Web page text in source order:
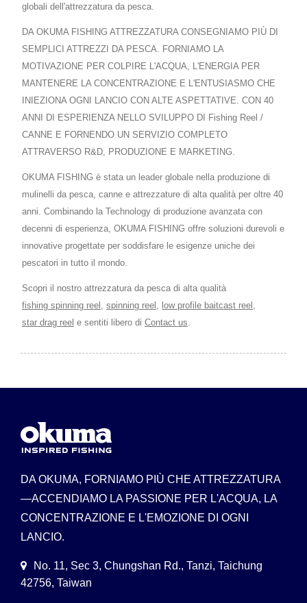
globali dell'attrezzatura da pesca.
DA OKUMA FISHING ATTREZZATURA CONSEGNIAMO PIÙ DI
SEMPLICI ATTREZZI DA PESCA. FORNIAMO LA
MOTIVAZIONE PER COLPIRE L'ACQUA, L'ENERGIA PER
MANTENERE LA CONCENTRAZIONE E L'ENTUSIASMO CHE
INIEZIONA OGNI LANCIO CON ALTE ASPETTATIVE. CON 40
ANNI DI ESPERIENZA NELLO SVILUPPO DI Fishing Reel /
CANNE E FORNENDO UN SERVIZIO COMPLETO
ATTRAVERSO R&D, PRODUZIONE E MARKETING.
OKUMA FISHING è stata un leader globale nella produzione di
mulinelli da pesca, canne e attrezzature di alta qualità per oltre 40
anni. Combinando la Technology di produzione avanzata con
decenni di esperienza, OKUMA FISHING offre soluzioni durevoli e
innovative progettate per soddisfare le esigenze uniche dei
pescatori in tutto il mondo.
Scopri il nostro attrezzatura da pesca di alta qualità
fishing spinning reel
spinning reel low profile baitcast reel
star drag reel e sentiti libero di Contact us
DA OKUMA, FORNIAMO PIÙ CHE ATTREZZATURA
—ACCENDIAMO LA PASSIONE PER L'ACQUA, LA
CONCENTRAZIONE E L'EMOZIONE DI OGNI
LANCIO.
No. 11, Sec 3, Chungshan Rd., Tanzi, Taichung
42756, Taiwan